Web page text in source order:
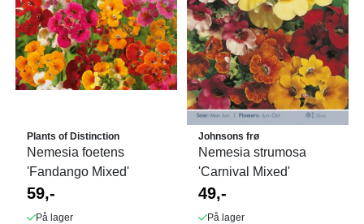
Plants of Distinction
Nemesia foetens
'Fandango Mixed'
59,-
På lager
Johnsons frø
Nemesia strumosa
'Carnival Mixed'
49,-
På lager